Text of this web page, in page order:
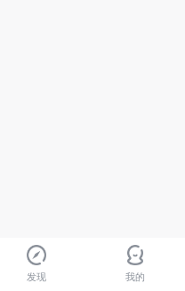
发现 我的